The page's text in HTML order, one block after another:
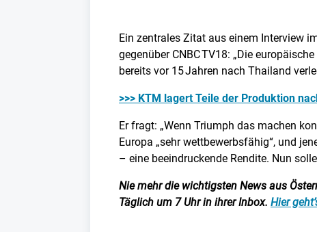
Ein zentrales Zitat aus einem Interview
gegenüber CNBC TV18: „Die
bereits vor 15 Jahren nach Thailand
>>> KTM lagert Teile der Produktion
Er fragt: „Wenn Triumph das machen
Europa „sehr wettbewerbsfähig“, und
– eine beeindruckende Rendite. Nun
Nie mehr die wichtigsten News aus
Täglich um 7 Uhr in ihrer Inbox. Hier